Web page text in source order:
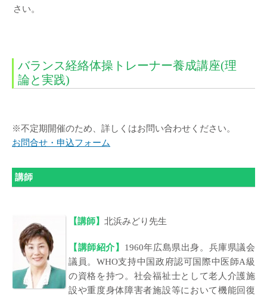
さい。
バランス経絡体操トレーナー養成講座(理
論と実践)
※不定期開催のため、詳しくはお問い合わせください。
お問合せ・申込フォーム
講師
【講師】 北浜みどり先生
【講師紹介】 1960年広島県出身。兵庫県議会
議員。WHO支持中国政府認可国際中医師A級
の資格を持つ。社会福祉士として老人介護施
設や重度身体障害者施設等において機能回復